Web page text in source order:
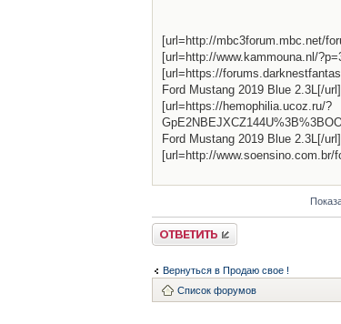
[url=http://mbc3forum.mbc.net/
[url=http://www.kammouna.nl/
[url=https://
Ford Mustang 2019 Blue 2.3L[/url]
[url=https://hemophilia.ucoz.ru/?
Ford Mustang 2019 Blue 2.3L[/url]
[url=http://www.soensino.com.br/
Ответить
Вернуться в Продаю свое !
Список форумов